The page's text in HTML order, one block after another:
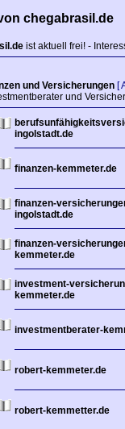
chegabrasil.de
ist aktuell frei! -
und Versicherungen [
und
ingolstadt.de
finanzen-kemmeter.de
finanzen-
ingolstadt.de
finanzen-
kemmeter.de
investment-
kemmeter.de
investmentberater-
robert-kemmeter.de
robert-kemmetter.de